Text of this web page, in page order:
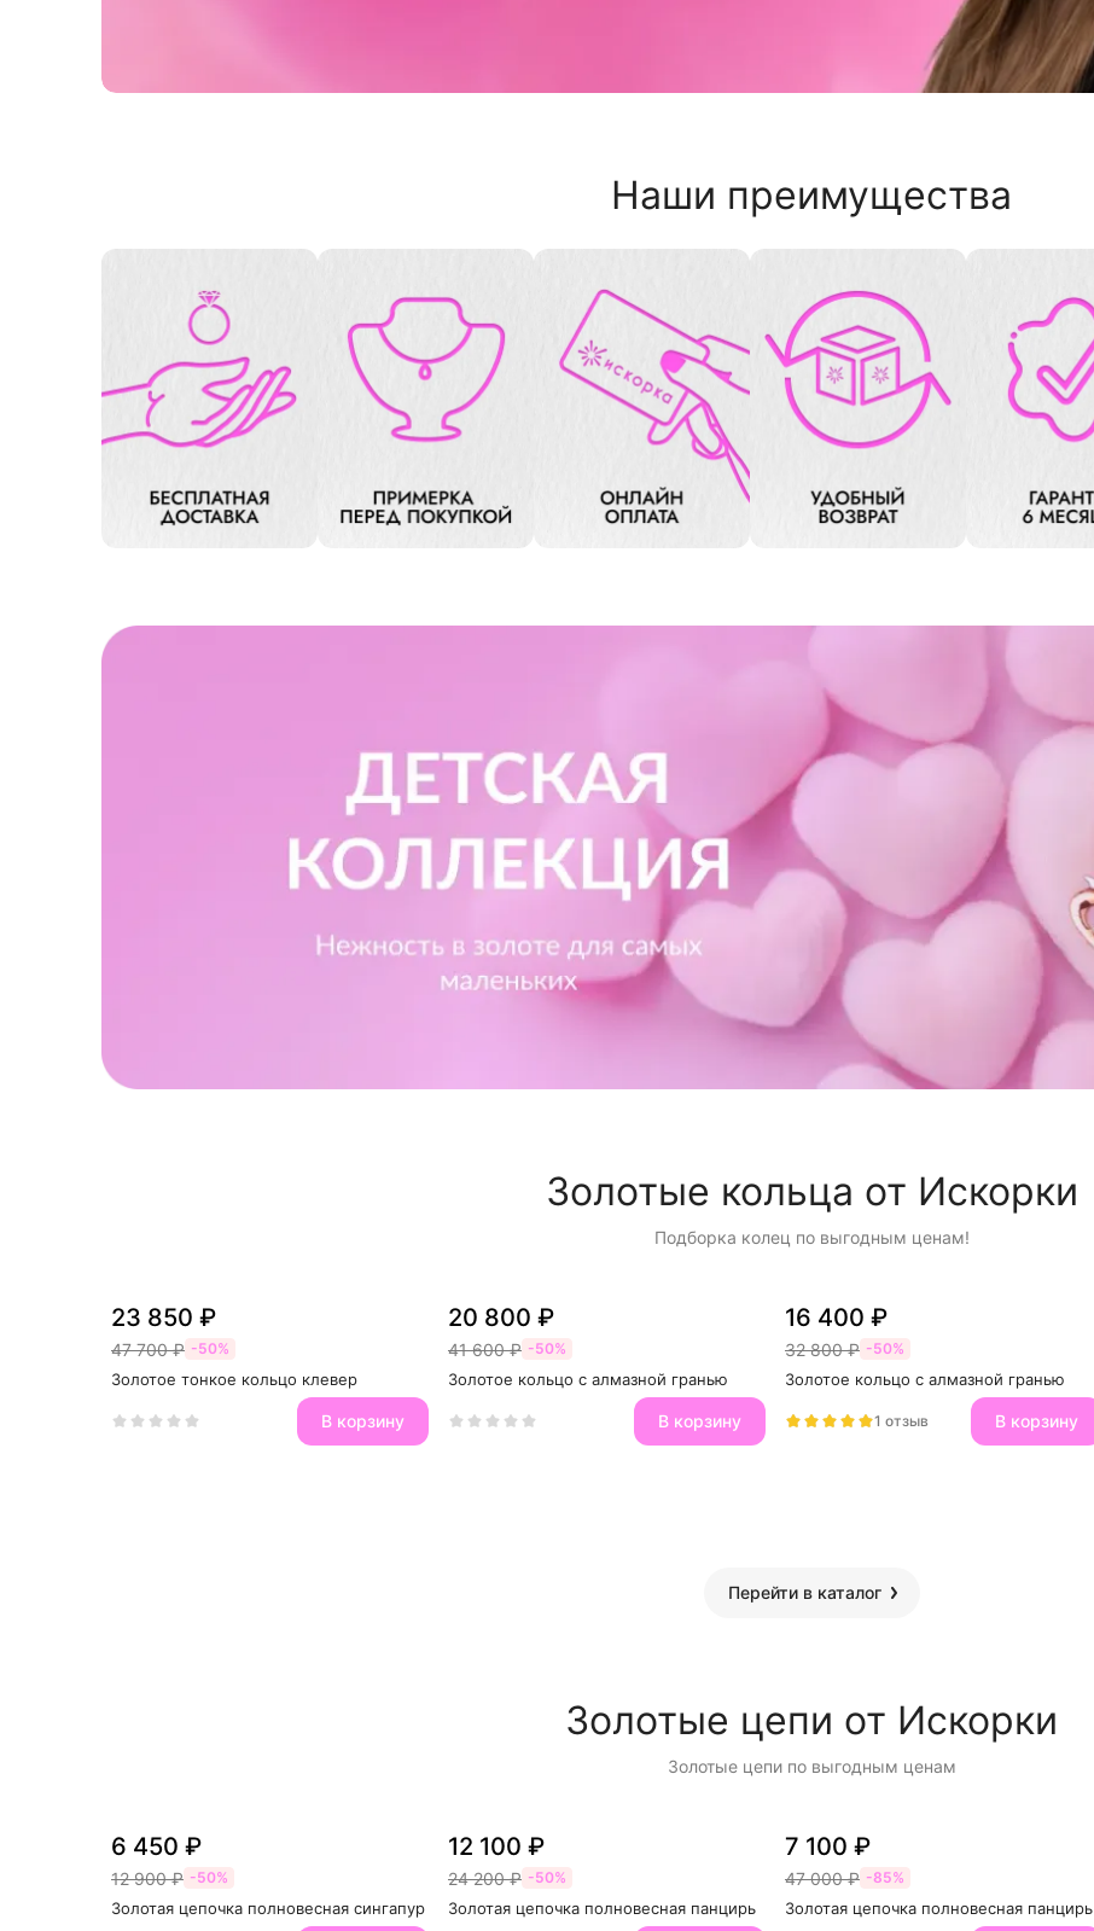
Наши преимущества
Золотые кольца от Искорки
Подборка колец по выгодным ценам!
23 850 ₽
47 700 ₽ -50%
Золотое тонкое кольцо клевер
В корзину
20 800 ₽
41 600 ₽ -50%
Золотое кольцо с алмазной гранью
В корзину
16 400 ₽
32 800 ₽ -50%
Золотое кольцо с алмазной гранью
1 отзыв В корзину
Перейти в каталог
Золотые цепи от Искорки
Золотые цепи по выгодным ценам
6 450 ₽
12 900 ₽ -50%
Золотая цепочка полновесная сингапур
12 100 ₽
24 200 ₽ -50%
Золотая цепочка полновесная панцирь
7 100 ₽
47 000 ₽ -85%
Золотая цепочка полновесная панцирь